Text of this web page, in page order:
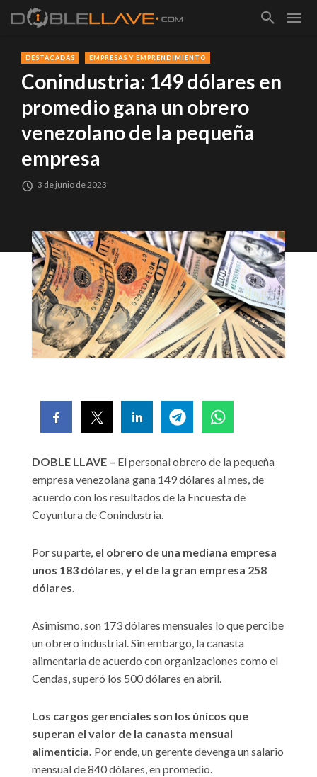
DESTACADAS EMPRESAS Y EMPRENDIMIENTO
Conindustria: 149 dólares en
promedio gana un obrero
venezolano de la pequeña
empresa
3 de junio de 2023
DOBLE LLAVE – El personal obrero de la pequeña
empresa venezolana gana 149 dólares al mes, de
acuerdo con los resultados de la Encuesta de
Coyuntura de Conindustria.
Por su parte, el obrero de una mediana empresa
unos 183 dólares, y el de la gran empresa 258
dólares.
Asimismo, son 173 dólares mensuales lo que percibe
un obrero industrial. Sin embargo, la canasta
alimentaria de acuerdo con organizaciones como el
Cendas, superó los 500 dólares en abril.
Los cargos gerenciales son los únicos que
superan el valor de la canasta mensual
alimenticia. Por ende, un gerente devenga un salario
mensual de 840 dólares, en promedio.